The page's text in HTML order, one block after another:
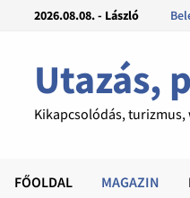
2026.08.08. - László
Utazás,
Kikapcsolódás, turizmus,
FŐOLDAL MAGAZIN